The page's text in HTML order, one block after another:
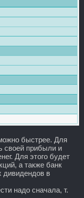
быстрее. Для
своей прибыли и
Для этого будет
а также банк
дивидендов в
надо сначала, т.